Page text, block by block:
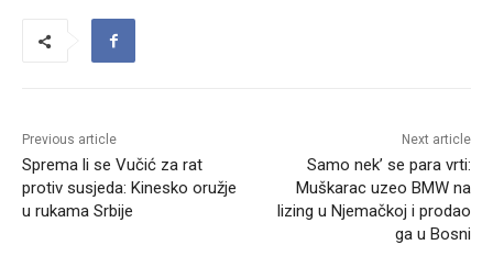
Previous article
Sprema li se Vučić za rat
protiv susjeda: Kinesko oružje
u rukama Srbije
Next article
Samo nek’ se para vrti:
Muškarac uzeo BMW na
lizing u Njemačkoj i prodao
ga u Bosni